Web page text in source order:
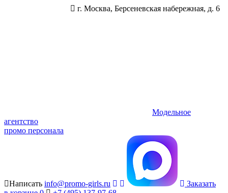
г. Москва, Берсеневская набережная, д. 6
Модельное
агентство
промо персонала
Написать info@promo-girls.ru
Заказать